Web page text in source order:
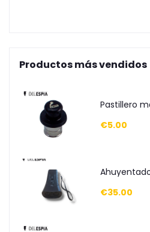
Productos más vendidos
Pastillero
€5.00
€35.00